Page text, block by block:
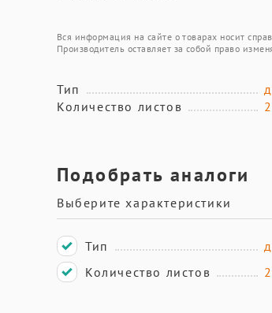
Вся информация на сайте о товарах носит
Производитель оставляет за собой право
Тип
Количество листов
Подобрать аналоги
Выберите характеристики
Тип
Количество листов